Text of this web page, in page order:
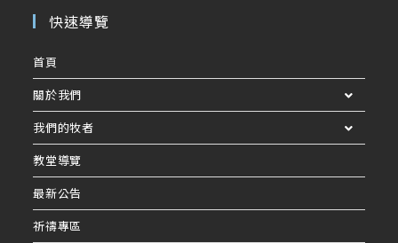
快速導覽
首頁
關於我們
我們的牧者
教堂導覽
最新公告
祈禱專區